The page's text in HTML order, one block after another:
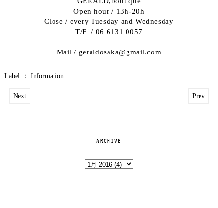
Open hour / 13h-20h
Close / every Tuesday and Wednesday
T/F / 06 6131 0057
Mail / geraldosaka@gmail.com
Label ： Information
Next Prev
ARCHIVE